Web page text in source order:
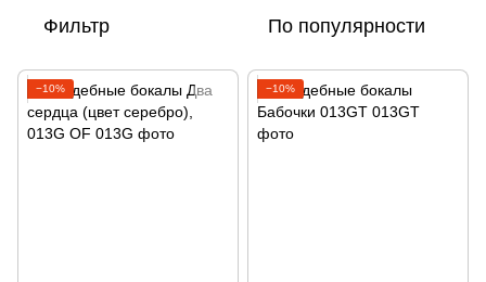
Фильтр По популярности
−10% −10%